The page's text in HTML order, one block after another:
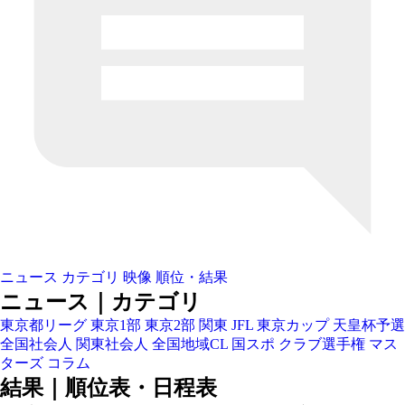
ニュース カテゴリ 映像 順位・結果
ニュース｜カテゴリ
東京都リーグ 東京1部 東京2部 関東 JFL 東京カップ 天皇杯予選
全国社会人 関東社会人 全国地域CL 国スポ クラブ選手権 マス
ターズ コラム
結果｜順位表・日程表